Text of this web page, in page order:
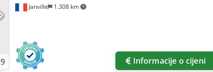
9
Janville 1.308 km
Informacije o cijeni